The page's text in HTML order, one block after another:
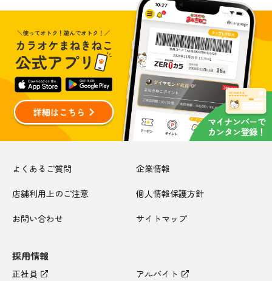
よくあるご質問 企業情報
店舗利用上のご注意 個人情報保護方針
お問い合わせ サイトマップ
採用情報
正社員 アルバイト